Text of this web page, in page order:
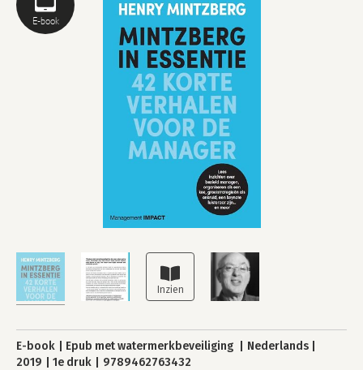
E-book
E-book Epub met watermerkbeveiliging
Nederlands
2019
1e druk 9789462763432